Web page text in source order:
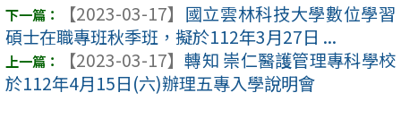
【2023-03-17】 國立雲林科技大學數位學習
碩士在職專班秋季班，擬於112年3月27日 ...
【2023-03-17】 轉知 崇仁醫護管理專科學校
於112年4月15日(六)辦理五專入學說明會